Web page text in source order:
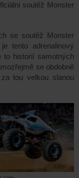
soutěž Monster
se soutěž Monster
tento adrenalinový
to historií samotných
se obdobně
tou velkou slanou